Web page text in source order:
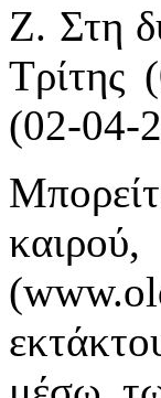
Ζ. Στη
Τρίτης
(02-04-